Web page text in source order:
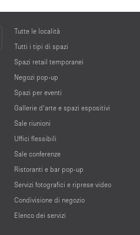
Tutte le località
Tutti i tipi di spazi
Spazi retail temporanei
Negozi pop-up
Spazi per eventi
Gallerie d’arte e spazi espositivi
Sale riunioni
Uffici flessibili
Sale conferenze
Ristoranti e bar pop-up
Servizi fotografici e riprese video
Condivisione di negozio
Elenco dei servizi